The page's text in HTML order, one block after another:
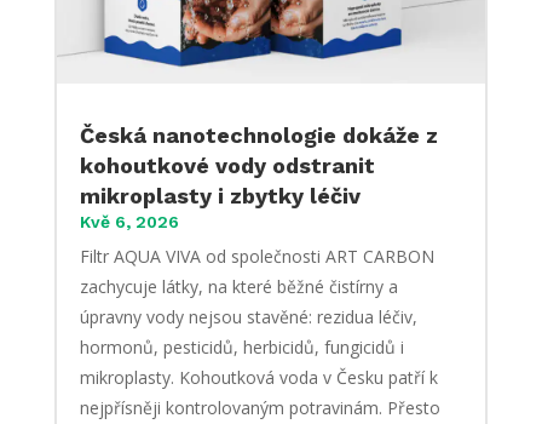
Česká nanotechnologie dokáže z
kohoutkové vody odstranit
mikroplasty i zbytky léčiv
Kvě 6, 2026
Filtr AQUA VIVA od společnosti ART CARBON
zachycuje látky, na které běžné čistírny a
úpravny vody nejsou stavěné: rezidua léčiv,
hormonů, pesticidů, herbicidů, fungicidů i
mikroplasty. Kohoutková voda v Česku patří k
nejpřísněji kontrolovaným potravinám. Přesto